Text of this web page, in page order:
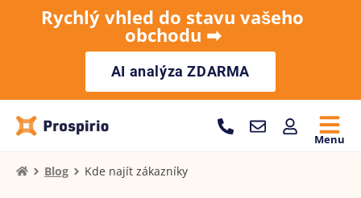
Rychlý vhled do stavu vašeho
obchodu ➡︎
AI analýza ZDARMA
Menu
Blog Kde najít zákazníky